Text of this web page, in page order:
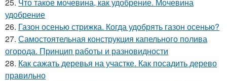
удобрение
26. Газон осенью стрижка. Когда удобрять газон осенью?
27. Самостоятельная конструкция капельного полива
огорода. Принцип работы и разновидности
28. Как сажать деревья на участке. Как посадить дерево
правильно